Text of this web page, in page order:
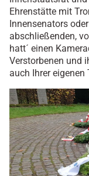
Ehrenstätte mit
Innensenators
abschließenden,
hatt´ einen
Verstorbenen und
auch Ihrer eigenen